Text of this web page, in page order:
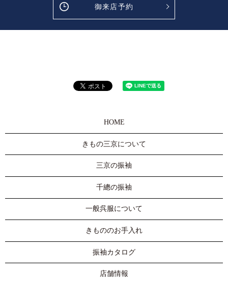
御来店予約
HOME
きもの三京について
三京の振袖
千總の振袖
一般呉服について
きもののお手入れ
振袖カタログ
店舗情報